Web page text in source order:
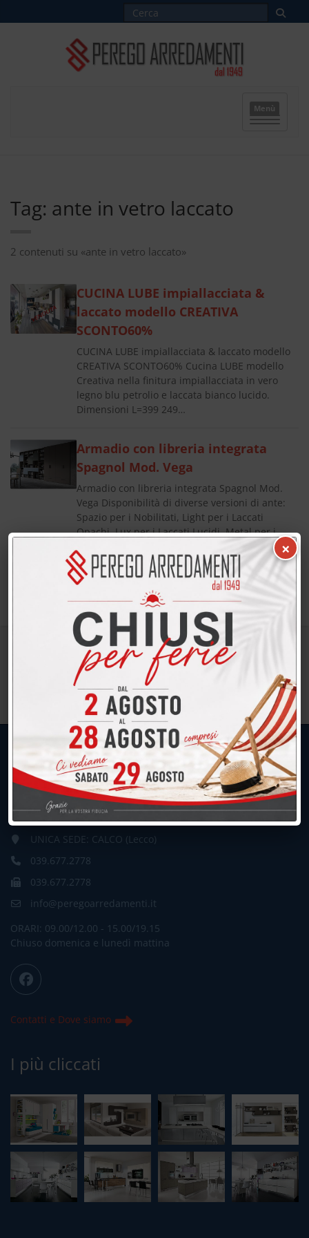
Menù
Tag: ante in vetro laccato
2 contenuti su «ante in vetro laccato»
CUCINA LUBE impiallacciata &
laccato modello CREATIVA
SCONTO60%
CUCINA LUBE impiallacciata & laccato modello
CREATIVA SCONTO60% Cucina LUBE modello
Creativa nella finitura impiallacciata in vero
legno blu petrolio e laccata bianco lucido.
Dimensioni L=399 249…
Armadio con libreria integrata
Spagnol Mod. Vega
Armadio con libreria integrata Spagnol Mod.
Vega Disponibilità di diverse versioni di ante:
Spazio per i Nobilitati, Light per i Laccati
Opachi, Lux per i Laccati Lucidi, Metal per i
UNICA SEDE: CALCO (Lecco)
039.677.2778
039.677.2778
info@peregoarredamenti.it
ORARI: 09.00/12.00 - 15.00/19.15
Chiuso domenica e lunedì mattina
Contatti e Dove siamo
I più cliccati
×